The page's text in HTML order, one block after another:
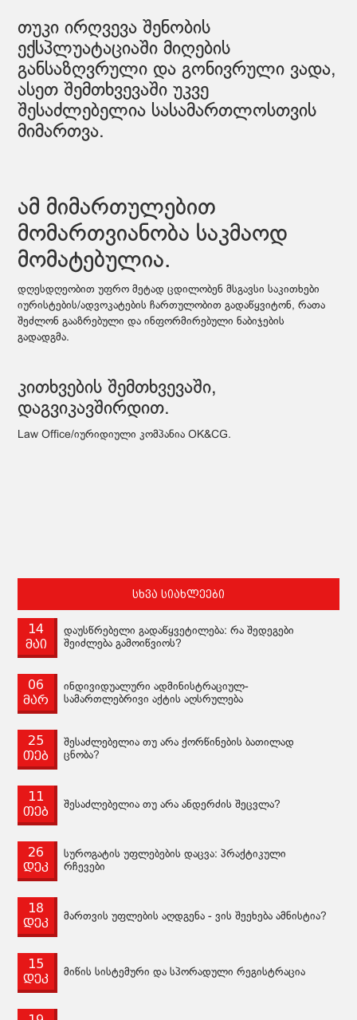
თუკი ირღვევა შენობის
ექსპლუატაციაში მიღების
განსაზღვრული და გონივრული ვადა,
ასეთ შემთხვევაში უკვე
შესაძლებელია სასამართლოსთვის
მიმართვა.
ამ მიმართულებით
მომართვიანობა საკმაოდ
მომატებულია.
დღესდღეობით უფრო მეტად ცდილობენ მსგავსი საკითხები
იურისტების/ადვოკატების ჩართულობით გადაწყვიტონ, რათა
შეძლონ გააზრებული და ინფორმირებული ნაბიჯების
გადადგმა.
კითხვების შემთხვევაში,
დაგვიკავშირდით.
Law Office/იურიდიული კომპანია OK&CG.
სხვა სიახლეები
14
მაი
დაუსწრებელი გადაწყვეტილება: რა შედეგები
შეიძლება გამოიწვიოს?
06
მარ
ინდივიდუალური ადმინისტრაციულ-
სამართლებრივი აქტის აღსრულება
25
თებ
შესაძლებელია თუ არა ქორწინების ბათილად
ცნობა?
11
თებ
შესაძლებელია თუ არა ანდერძის შეცვლა?
26
დეკ
სუროგატის უფლებების დაცვა: პრაქტიკული
რჩევები
18
დეკ
მართვის უფლების აღდგენა - ვის შეეხება ამნისტია?
15
დეკ
მიწის სისტემური და სპორადული რეგისტრაცია